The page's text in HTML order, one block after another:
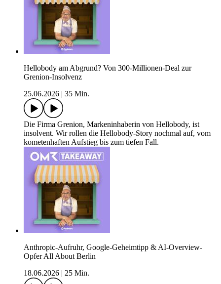
Hellobody am Abgrund? Von 300-Millionen-Deal zur
Grenion-Insolvenz
25.06.2026
35 Min.
Die Firma Grenion, Markeninhaberin von Hellobody, ist
insolvent. Wir rollen die Hellobody-Story nochmal auf, vom
kometenhaften Aufstieg bis zum tiefen Fall.
Anthropic-Aufruhr, Google-Geheimtipp & AI-Overview-
Opfer All About Berlin
18.06.2026
25 Min.